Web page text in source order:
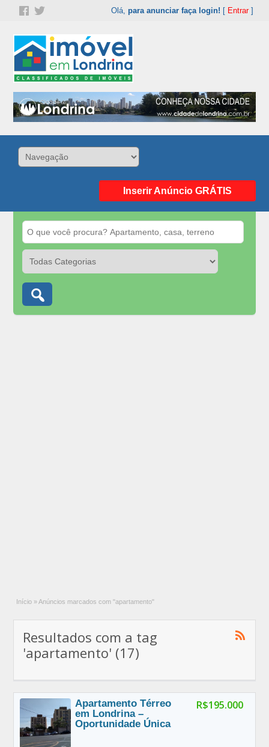
Olá, para anunciar faça login! [ Entrar]
Inserir Anúncio GRÁTIS
Início » Anúncios marcados com "apartamento"
Resultados com a tag
'apartamento' (17)
R$195.000
Apartamento Térreo
em Londrina –
Oportunidade Única